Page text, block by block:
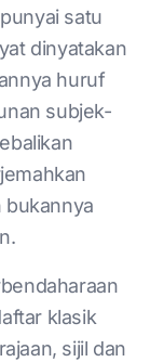
satu
dinyatakan
huruf
subjek-
bukannya
klasik
sijil dan